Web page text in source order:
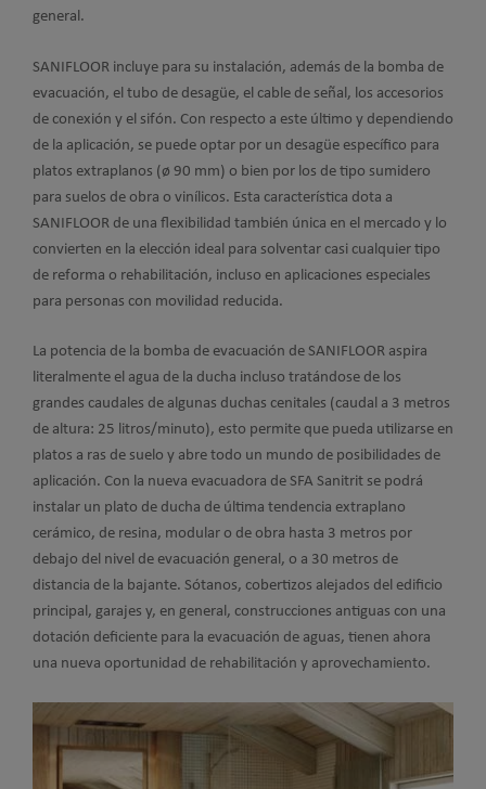
general.
SANIFLOOR incluye para su instalación, además de la bomba de
evacuación, el tubo de desagüe, el cable de señal, los accesorios
de conexión y el sifón. Con respecto a este último y dependiendo
de la aplicación, se puede optar por un desagüe específico para
platos extraplanos (ø 90 mm) o bien por los de tipo sumidero
para suelos de obra o vinílicos. Esta característica dota a
SANIFLOOR de una flexibilidad también única en el mercado y lo
convierten en la elección ideal para solventar casi cualquier tipo
de reforma o rehabilitación, incluso en aplicaciones especiales
para personas con movilidad reducida.
La potencia de la bomba de evacuación de SANIFLOOR aspira
literalmente el agua de la ducha incluso tratándose de los
grandes caudales de algunas duchas cenitales (caudal a 3 metros
de altura: 25 litros/minuto), esto permite que pueda utilizarse en
platos a ras de suelo y abre todo un mundo de posibilidades de
aplicación. Con la nueva evacuadora de SFA Sanitrit se podrá
instalar un plato de ducha de última tendencia extraplano
cerámico, de resina, modular o de obra hasta 3 metros por
debajo del nivel de evacuación general, o a 30 metros de
distancia de la bajante. Sótanos, cobertizos alejados del edificio
principal, garajes y, en general, construcciones antiguas con una
dotación deficiente para la evacuación de aguas, tienen ahora
una nueva oportunidad de rehabilitación y aprovechamiento.